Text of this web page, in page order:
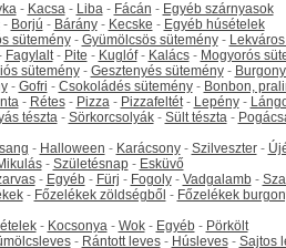
- Kacsa- Liba- Fácán - Egyéb szárnyasok
- Borjú - Bárány- Kecske - Egyéb húsételek
sütemény- Gyümölcsös sütemény-
Fagylalt- Pite - Kuglóf- Kalács- Mogyorós
sütemény- Gesztenyés sütemény-
- Gofri - Csokoládés sütemény- Bonbon,
- Rétes- Pizza- Pizzafeltét- Lepény-
tészta- Sörkorcsolyák- Sült tészta-
- Halloween - Karácsony- Szilveszter-
- Születésnap- Esküvő
- Egyéb- Fürj - Fogoly- Vadgalamb-
- Főzelékek zöldségből - Főzelékek
- Kocsonya- Wok- Egyéb- Pörkölt
- Rántott leves- Húsleves- Sajtos